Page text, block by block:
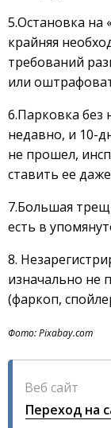
5.Остановка на
крайняя
требований
или
6.Парковка без
недавно, и 10-
не прошел,
ставить ее
7.Большая
есть в
8.
изначально не
(фаркоп,
Фото: Pixabay.com
Веб сайт
Переход на